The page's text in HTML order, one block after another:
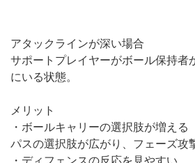
アタックラインが深い場合
サポートプレイヤーがボール保持者
にいる状態。
メリット
・ボールキャリーの選択肢が増える
パスの選択肢が広がり、フェーズ攻